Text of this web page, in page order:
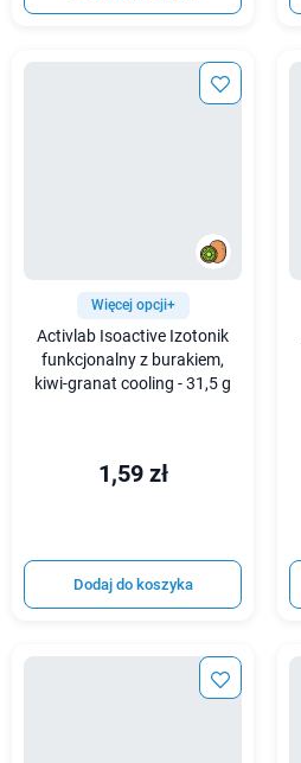
Więcej opcji+
Activlab Isoactive Izotonik
funkcjonalny z burakiem,
kiwi-granat cooling - 31,5 g
1,59 zł
Dodaj do koszyka